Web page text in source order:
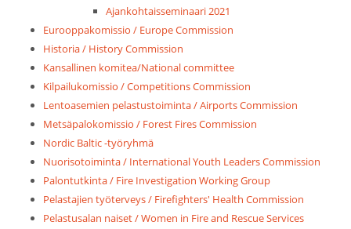
Ajankohtaisseminaari 2021
Eurooppakomissio / Europe Commission
Historia / History Commission
Kansallinen komitea/National committee
Kilpailukomissio / Competitions Commission
Lentoasemien pelastustoiminta / Airports Commission
Metsäpalokomissio / Forest Fires Commission
Nordic Baltic -työryhmä
Nuorisotoiminta / International Youth Leaders Commission
Palontutkinta / Fire Investigation Working Group
Pelastajien työterveys / Firefighters' Health Commission
Pelastusalan naiset / Women in Fire and Rescue Services